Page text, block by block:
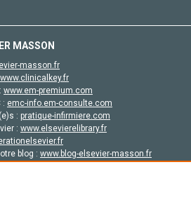
MASSON
masson.fr
www.clinicalkey.fr
www.em-premium.com
: emc-info.em-consulte.com
: pratique-infirmiere.com
: www.elsevierelibrary.fr
blog : www.blog-elsevier-masson.fr